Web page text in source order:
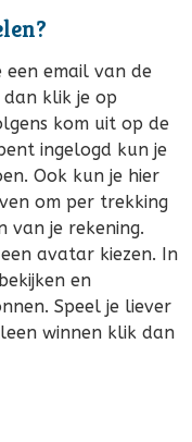
een email van de
klik je op
kom uit op de
ingelogd kun je
Ook kun je hier
om per trekking
van je rekening.
avatar kiezen. In
en
Speel je liever
winnen klik dan